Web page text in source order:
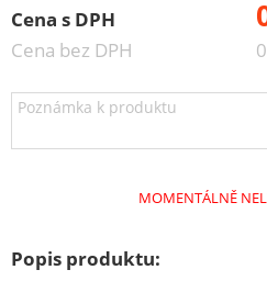
Dedra nářadí
Cenové akce
ELEKTRO
M.A.T.ýsek
Cena s DPH
Cena bez DPH
MOMENTÁLNĚ
Popis produktu: